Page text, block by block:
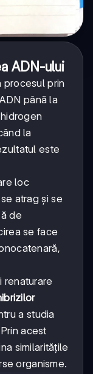
ADN-ului
procesul prin
până la
la
este
loc
atrag și se
de
se face
a studia
acest
similaritățile
organisme.